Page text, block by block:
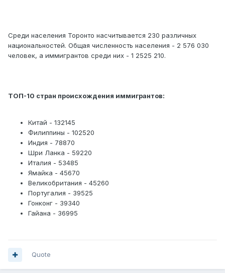
Среди населения Торонто насчитывается 230 различных
национальностей. Общая численность населения - 2 576 030
человек, а иммигрантов среди них - 1 2525 210.
ТОП-10 стран происхождения иммигрантов:
Китай - 132145
Филиппины - 102520
Индия - 78870
Шри Ланка - 59220
Италия - 53485
Ямайка - 45670
Великобритания - 45260
Португалия - 39525
Гонконг - 39340
Гайана - 36995
Quote